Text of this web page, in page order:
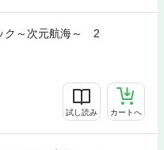
ク～次元航海～ 2
試し読み カートへ